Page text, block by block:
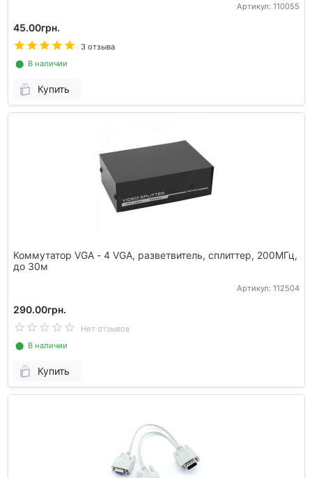
Артикул: 110055
45.00грн.
3 отзыва
⬤ В наличии
Купить
Коммутатор VGA - 4 VGA, разветвитель, сплиттер, 200МГц,
до 30м
Артикул: 112504
290.00грн.
Нет отзывов
⬤ В наличии
Купить